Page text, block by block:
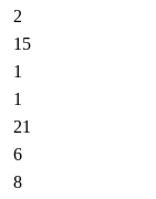
2
15
1
1
21
6
8